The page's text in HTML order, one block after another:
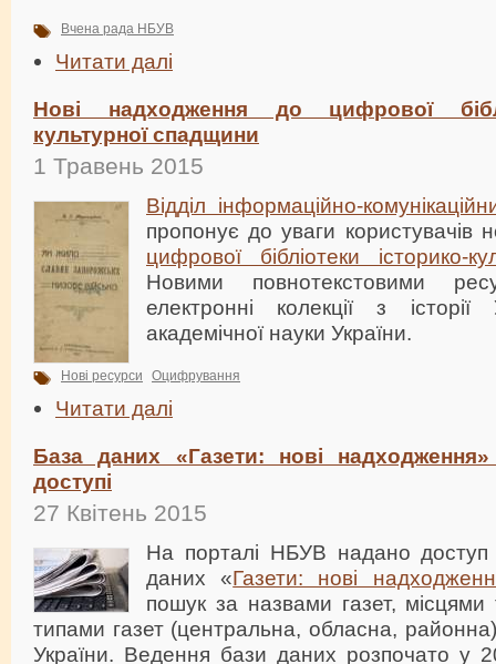
Вчена рада НБУВ
Читати далі
Нові надходження до цифрової
культурної спадщини
1 Травень 2015
Відділ інформаційно-
пропонує до уваги користувачів
цифрової бібліотеки історико-
Новими повнотекстовими
електронні колекції з історії
академічної науки України.
Нові ресурси Оцифрування
Читати далі
База даних «Газети: нові
доступі
27 Квітень 2015
На порталі НБУВ надано доступ
даних «Газети: нові
пошук за назвами газет,
типами газет (центральна, обласна,
України. Ведення бази даних розпочато у